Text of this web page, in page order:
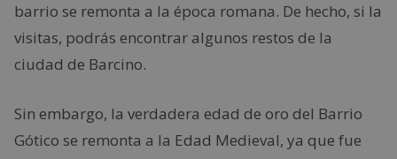
barrio se remonta a la época romana. De hecho, si la
visitas, podrás encontrar algunos restos de la
ciudad de Barcino.
Sin embargo, la verdadera edad de oro del Barrio
Gótico se remonta a la Edad Medieval, ya que fue